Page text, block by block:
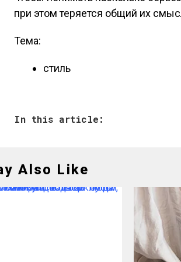
при этом теряется общий их
Тема:
стиль
In this article:
Also Like